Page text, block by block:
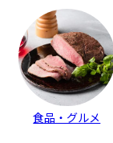
食品・グルメ